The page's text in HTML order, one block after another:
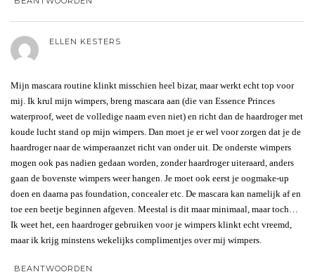
ELLEN KESTERS
Mijn mascara routine klinkt misschien heel bizar, maar werkt echt top voor
mij. Ik krul mijn wimpers, breng mascara aan (die van Essence Princes
waterproof, weet de volledige naam even niet) en richt dan de haardroger met
koude lucht stand op mijn wimpers. Dan moet je er wel voor zorgen dat je de
haardroger naar de wimperaanzet richt van onder uit. De onderste wimpers
mogen ook pas nadien gedaan worden, zonder haardroger uiteraard, anders
gaan de bovenste wimpers weer hangen. Je moet ook eerst je oogmake-up
doen en daarna pas foundation, concealer etc. De mascara kan namelijk af en
toe een beetje beginnen afgeven. Meestal is dit maar minimaal, maar toch…
Ik weet het, een haardroger gebruiken voor je wimpers klinkt echt vreemd,
maar ik krijg minstens wekelijks complimentjes over mij wimpers.
BEANTWOORDEN